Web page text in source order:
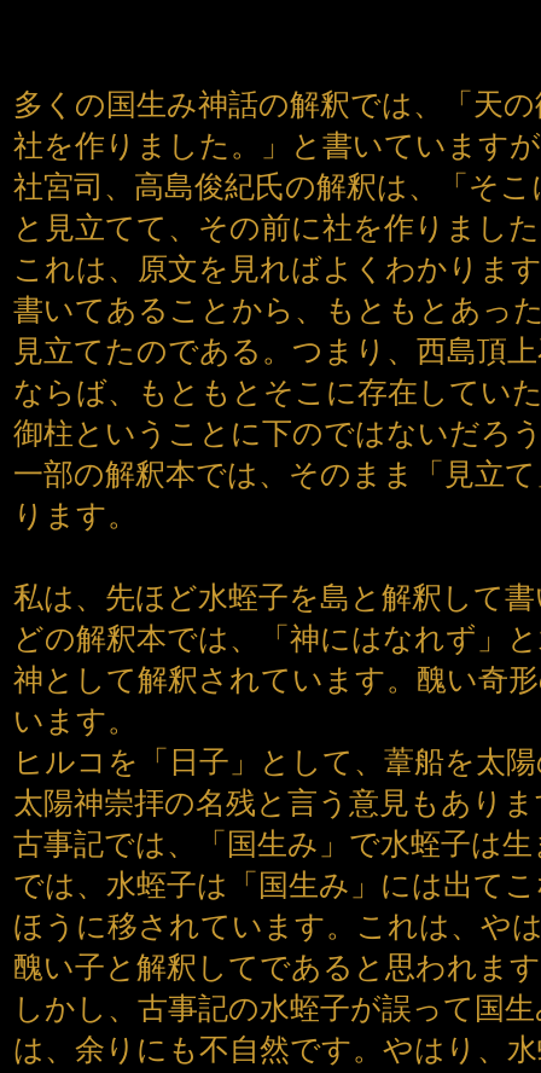
多くの国生み神話の解釈では、「天
社を作りました。」と書いています
社宮司、高島俊紀氏の解釈は、「そ
と見立てて、その前に社を作りまし
これは、原文を見ればよくわかりま
書いてあることから、もともとあっ
見立てたのである。つまり、西島頂
ならば、もともとそこに存在してい
御柱ということに下のではないだ
一部の解釈本では、そのまま「見立
ります。
私は、先ほど水蛭子を島と解釈して
どの解釈本では、「神にはなれず」
神として解釈されています。醜い奇
います。
ヒルコを「日子」として、葦船を太
太陽神崇拝の名残と言う意見もあり
古事記では、「国生み」で水蛭子は
では、水蛭子は「国生み」には出て
ほうに移されています。これは、や
醜い子と解釈してであると思われま
しかし、古事記の水蛭子が誤って国
は、余りにも不自然です。やはり、